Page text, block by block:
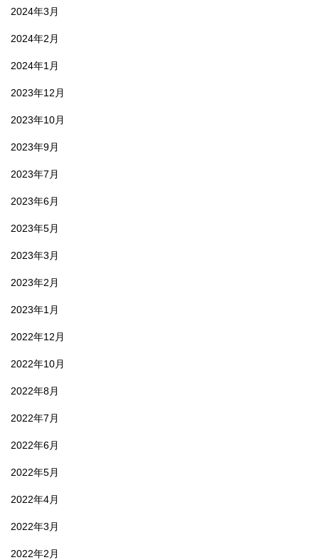
2024年3月
2024年2月
2024年1月
2023年12月
2023年10月
2023年9月
2023年7月
2023年6月
2023年5月
2023年3月
2023年2月
2023年1月
2022年12月
2022年10月
2022年8月
2022年7月
2022年6月
2022年5月
2022年4月
2022年3月
2022年2月